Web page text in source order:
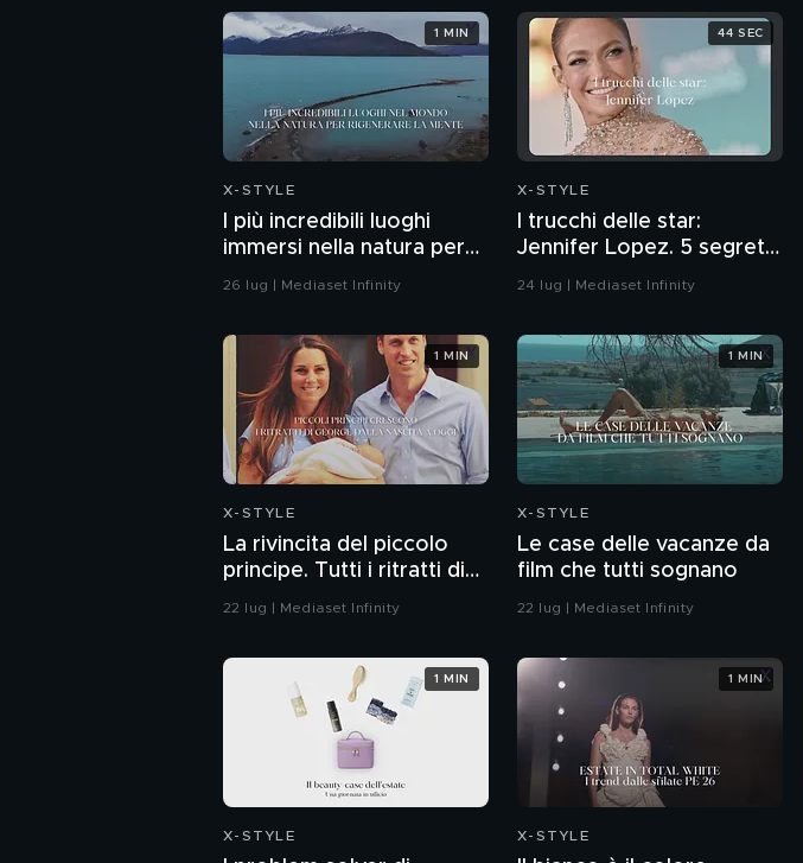
X-STYLE
I più incredibili luoghi
immersi nella natura per
rigenerare la mente
26 lug | Mediaset Infinity
1 MIN
X-STYLE
I trucchi delle star:
Jennifer Lopez. 5 segreti
di bellezza per replicarne
24 lug | Mediaset Infinity
44 SEC
X-STYLE
La rivincita del piccolo
principe. Tutti i ritratti di
George dalla nascita a
22 lug | Mediaset Infinity
1 MIN
X-STYLE
Le case delle vacanze da
film che tutti sognano
22 lug | Mediaset Infinity
1 MIN
X-STYLE
1 MIN
X-STYLE
1 MIN